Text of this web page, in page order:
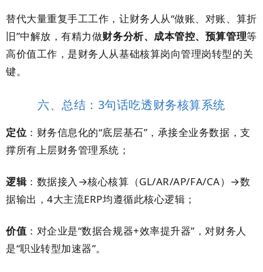
替代大量重复手工工作，让财务人从“做账、对账、算折
旧”中解放，有精力做财务分析、成本管控、预算管理等
高价值工作，是财务人从基础核算岗向管理岗转型的关
键。
六、总结：3句话吃透财务核算系统
定位 ：财务信息化的“底层基石”，承接全业务数据，支
撑所有上层财务管理系统；
逻辑：数据接入→核心核算（GL/AR/AP/FA/CA）→数
据输出，4大主流ERP均遵循此核心逻辑；
价值 ：对企业是“数据合规器+效率提升器”，对财务人
是“职业转型加速器”。